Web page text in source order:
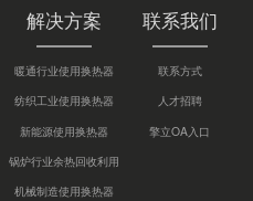
解决方案
暖通行业使用换热器
纺织工业使用换热器
新能源使用换热器
锅炉行业余热回收利用
机械制造使用换热器
联系我们
联系方式
人才招聘
擎立OA入口